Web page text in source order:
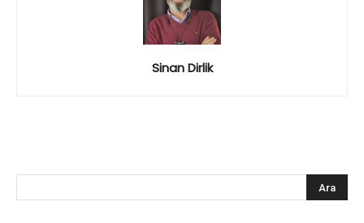
Sinan Dirlik